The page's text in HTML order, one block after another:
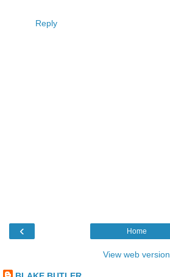
Reply
‹ Home
View web version